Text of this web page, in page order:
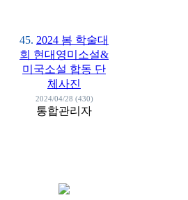
45. 2024 봄 학술대
회 현대영미소설&
미국소설 합동 단
체사진
2024/04/28 (430)
통합관리자